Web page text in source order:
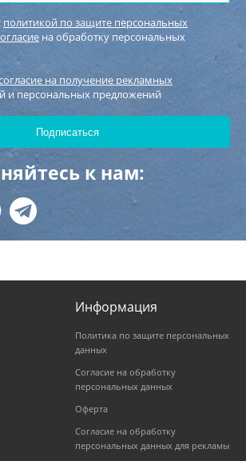
политикой по защите персональных
на обработку персональных
на получение рекламных
и персональных предложений
к нам:
Информация
Политика по защите персональных
данных
Согласие на обработку
персональных данных
Оферта
Согласие на обработку
персональных данных для рекламы